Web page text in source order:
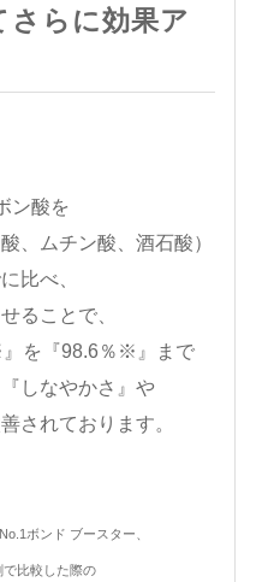
さらに効果ア
ン酸を
、ムチン酸、酒石酸）
比べ、
ることで、
』を『98.6％※』まで
しなやかさ』や
されております。
ボンド ブースター、
比較した際の